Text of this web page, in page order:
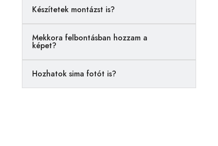
Készítetek montázst is?
Mekkora felbontásban hozzam a
képet?
Hozhatok sima fotót is?